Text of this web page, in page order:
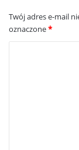
Twój adres e-mail
oznaczone*